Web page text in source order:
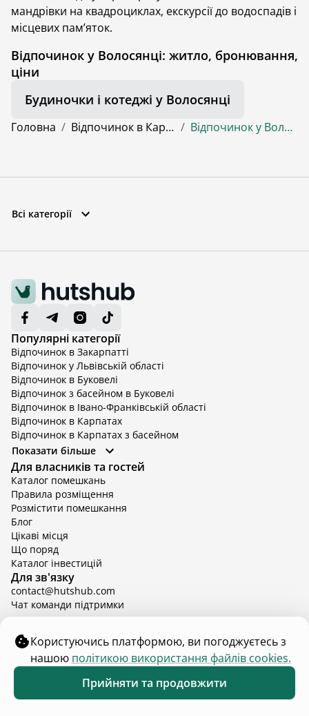
Для власників та гостей
Каталог помешкань
Правила розміщення
Розмістити помешкання
Блог
Цікаві місця
Що поряд
Каталог інвестицій
Для зв'язку
contact@hutshub.com
Чат команди підтримки
ОфертаПолітика конфіденційності
Користуючись платформою, ви погоджуєтесь з
нашою політикою використання файлів cookies.
Прийняти та продовжити
Каталог